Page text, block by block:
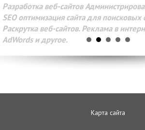
Разработка веб-сайтов
SEO оптимизация сайта для поисковых
Раскрутка веб-сайтов. Реклама в
AdWords и другое.
Карта сайта